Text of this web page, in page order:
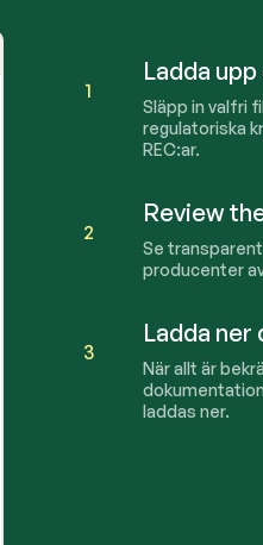
1
Ladda
Släpp in valfri
regulatoriska
REC:ar.
2
Review
Se
producenter
3
Ladda
När allt är
laddas ner.